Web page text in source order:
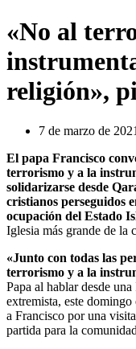
«No al
religión»,
7 de marzo de 2021
El papa Francisco
terrorismo y a la
solidarizarse desde
cristianos perseguidos
ocupación del Estado
Iglesia más grande de la
«Junto con todas las
terrorismo y a la
Papa al hablar desde
extremista, este
a Francisco por una
partida para la